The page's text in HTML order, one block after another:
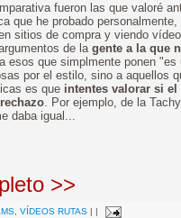
fueron las que valoré
que he probado
sitios de compra y viendo
de la gente a la que
esos que simplmente ponen
por el estilo, sino a aquellos
es que intentes valorar si
. Por ejemplo, de la
me daba igual...
>>
VÍDEOS RUTAS | |